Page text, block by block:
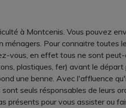
à Montcenis. Vous pouvez
Pour connaitre
vous, en effet tous ne sont
plastiques, fer) avant le
une benne. Avec l'affluence
seuls résponsables de leurs
présents pour vous assister ou